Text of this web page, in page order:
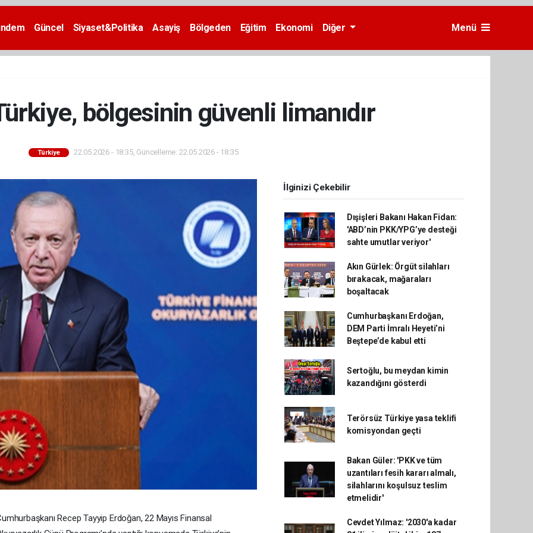
Güncel Siyaset&Politika Asayiş Bölgeden Eğitim Ekonomi Diğer Menü
bölgesinin güvenli limanıdır
Türkiye 22.05.2026 - 18:35, Güncelleme: 22.05.2026 - 18:35
Recep Tayyip Erdoğan, 22 Mayıs Finansal
İlginizi Çekebilir
Dışişleri Bakanı Hakan Fidan:
'ABD’nin PKK/YPG’ye desteği
sahte umutlar veriyor'
Akın Gürlek: Örgüt silahları
bırakacak, mağaraları
boşaltacak
Cumhurbaşkanı Erdoğan,
DEM Parti İmralı Heyeti’ni
Beştepe’de kabul etti
Sertoğlu, bu meydan kimin
kazandığını gösterdi
Terörsüz Türkiye yasa teklifi
komisyondan geçti
Bakan Güler: 'PKK ve tüm
uzantıları fesih kararı almalı,
silahlarını koşulsuz teslim
etmelidir'
Cevdet Yılmaz: '2030'a kadar